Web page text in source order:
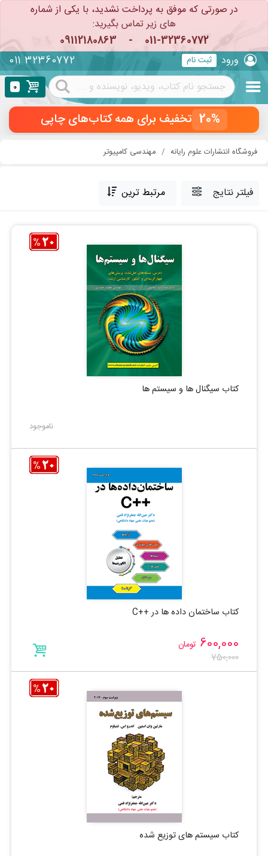
در صورتی که موفق به پرداخت نشدید، با یکی از شماره
های زیر تماس بگیرید:
011-32360772
-
09112180863
ثبت نام ورود 011 32360772
0
20% تخفیف برای همه کتاب‌های چاپی
فروشگاه انتشارات علوم رایانه مهندسی کامپیوتر
فیلتر نتایج
کتاب سیگنال ها و سیستم ها
ناموجود
کتاب ساختمان داده ها در ++C
600,000 تومان
750,000
کتاب سیستم های توزیع شده